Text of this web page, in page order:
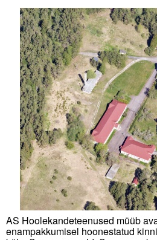
AS Hoolekandeteenused müüb
enampakkumisel hoonestatud